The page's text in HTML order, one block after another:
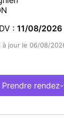
: 11/08/2026
à jour le 06/08/
Prendre